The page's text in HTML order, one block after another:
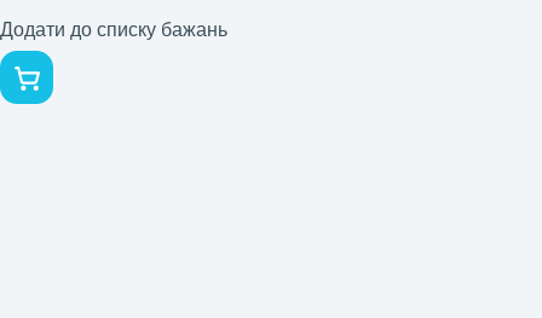
Додати до списку бажань